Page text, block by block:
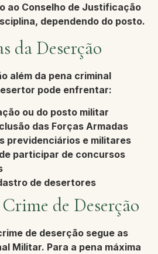
ao Conselho de Justificação
dependendo do posto.
da Deserção
além da pena criminal
pode enfrentar:
ou do posto militar
das Forças Armadas
previdenciários e militares
participar de concursos
de desertores
de Deserção
de deserção segue as
Militar. Para a pena máxima